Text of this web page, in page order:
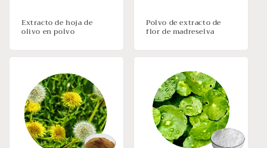
Extracto de hoja de
olivo en polvo
Polvo de extracto de
flor de madreselva